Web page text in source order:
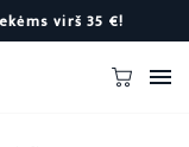
virš 35 €!
